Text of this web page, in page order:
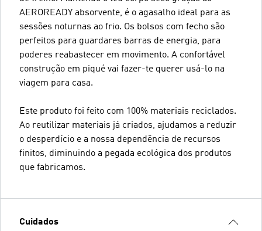
AEROREADY absorvente, é o agasalho ideal para as
sessões noturnas ao frio. Os bolsos com fecho são
perfeitos para guardares barras de energia, para
poderes reabastecer em movimento. A confortável
construção em piqué vai fazer-te querer usá-lo na
viagem para casa.
Este produto foi feito com 100% materiais reciclados.
Ao reutilizar materiais já criados, ajudamos a reduzir
o desperdício e a nossa dependência de recursos
finitos, diminuindo a pegada ecológica dos produtos
que fabricamos.
Cuidados